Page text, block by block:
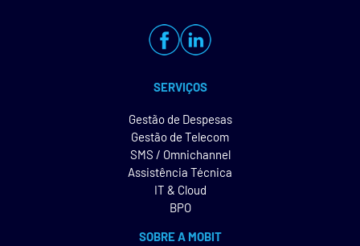
SERVIÇOS
Gestão de Despesas
Gestão de Telecom
SMS / Omnichannel
Assistência Técnica
IT & Cloud
BPO
SOBRE A MOBIT